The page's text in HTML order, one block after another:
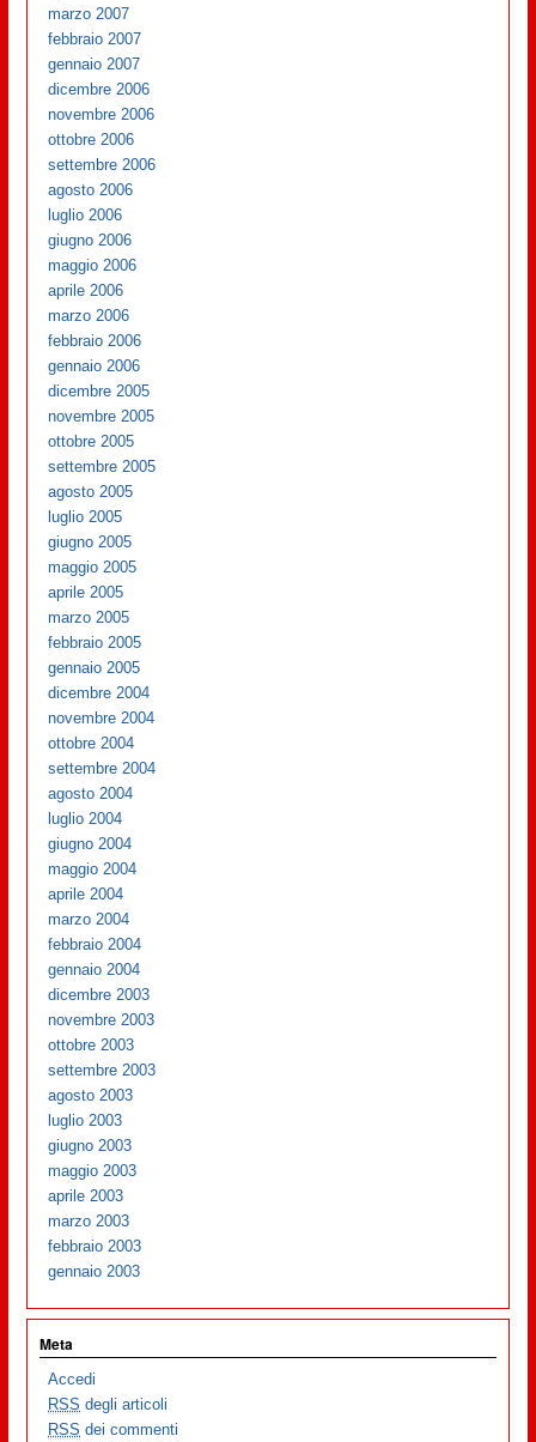
marzo 2007
febbraio 2007
gennaio 2007
dicembre 2006
novembre 2006
ottobre 2006
settembre 2006
agosto 2006
luglio 2006
giugno 2006
maggio 2006
aprile 2006
marzo 2006
febbraio 2006
gennaio 2006
dicembre 2005
novembre 2005
ottobre 2005
settembre 2005
agosto 2005
luglio 2005
giugno 2005
maggio 2005
aprile 2005
marzo 2005
febbraio 2005
gennaio 2005
dicembre 2004
novembre 2004
ottobre 2004
settembre 2004
agosto 2004
luglio 2004
giugno 2004
maggio 2004
aprile 2004
marzo 2004
febbraio 2004
gennaio 2004
dicembre 2003
novembre 2003
ottobre 2003
settembre 2003
agosto 2003
luglio 2003
giugno 2003
maggio 2003
aprile 2003
marzo 2003
febbraio 2003
gennaio 2003
Meta
Accedi
RSS degli articoli
RSS dei commenti